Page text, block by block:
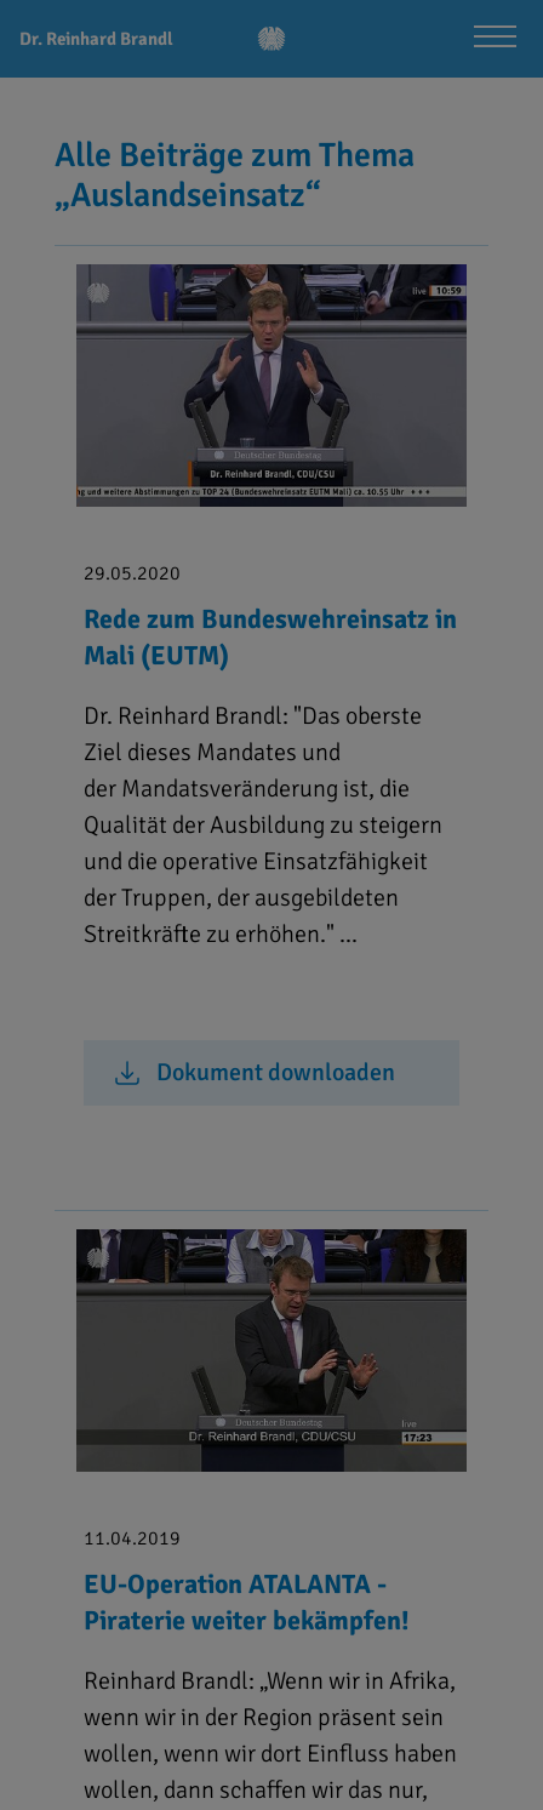
Dr. Reinhard Brandl
Alle Beiträge zum Thema
„Auslandseinsatz“
29.05.2020
Rede zum Bundeswehreinsatz in
Mali (EUTM)
Dr. Reinhard Brandl: "Das oberste
Ziel dieses Mandates und
der Mandatsveränderung ist, die
Qualität der Ausbildung zu steigern
und die operative Einsatzfähigkeit
der Truppen, der ausgebildeten
Streitkräfte zu erhöhen." ...
Dokument downloaden
11.04.2019
EU-Operation ATALANTA -
Piraterie weiter bekämpfen!
Reinhard Brandl: „Wenn wir in Afrika,
wenn wir in der Region präsent sein
wollen, wenn wir dort Einfluss haben
wollen, dann schaffen wir das nur,